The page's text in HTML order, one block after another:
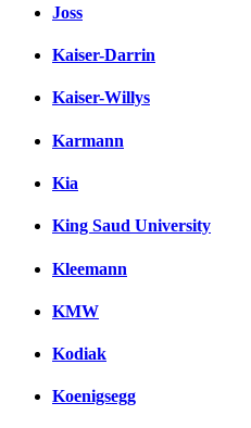
Joss
Kaiser-Darrin
Kaiser-Willys
Karmann
Kia
King Saud University
Kleemann
KMW
Kodiak
Koenigsegg